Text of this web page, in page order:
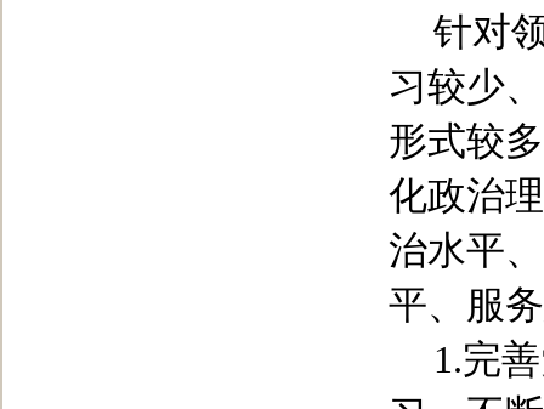
针对
习较少
形式较
化政治
治水平
平、服
1.完